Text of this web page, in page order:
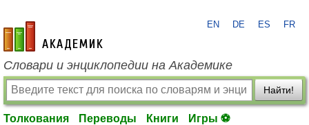
academic.ru
EN DE ES FR
Словари и энциклопедии на Академике
Найти!
Толкования Переводы Книги Игры ⚽